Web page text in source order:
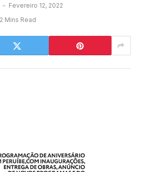
Fevereiro 12, 2022
2 Mins Read